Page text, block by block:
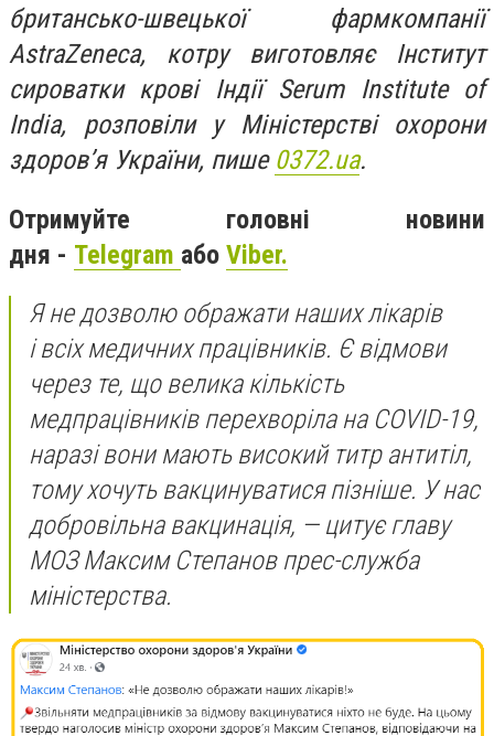
британсько-швецької фармкомпанії
AstraZeneca, котру виготовляє Інститут
сироватки крові Індії Serum Institute of
India, розповіли у Міністерстві охорони
здоров’я України, пише 0372.ua.
Отримуйте головні новини
дня - Telegram або Viber.
Я не дозволю ображати наших лікарів
і всіх медичних працівників. Є відмови
через те, що велика кількість
медпрацівників перехворіла на COVID-19,
наразі вони мають високий титр антитіл,
тому хочуть вакцинуватися пізніше. У нас
добровільна вакцинація, — цитує главу
МОЗ Максим Степанов прес-служба
міністерства.